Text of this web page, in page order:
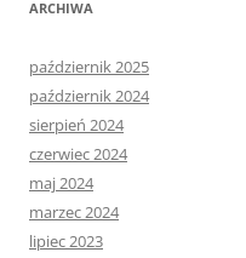
ARCHIWA
październik 2025
październik 2024
sierpień 2024
czerwiec 2024
maj 2024
marzec 2024
lipiec 2023